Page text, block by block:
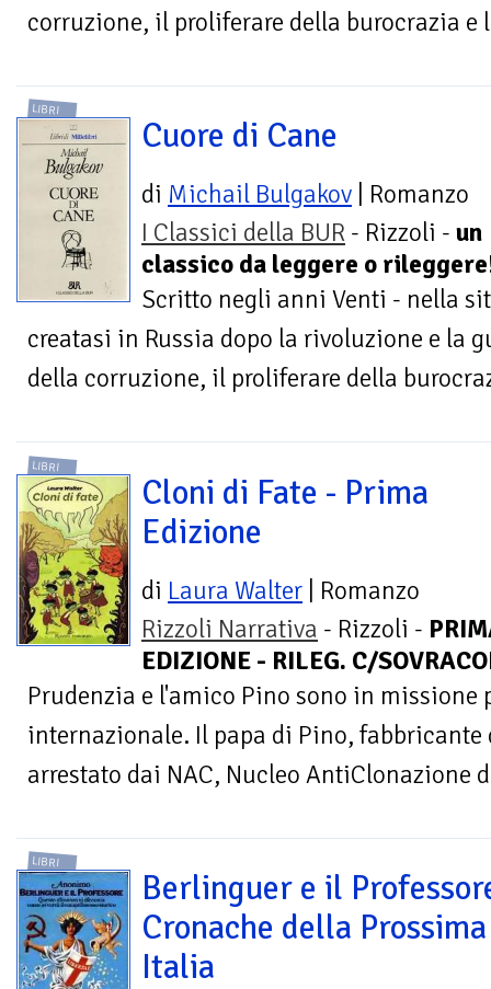
corruzione, il proliferare della burocrazia e
LIBRI
Cuore di Cane
di Michail Bulgakov | Romanzo
I Classici della BUR - Rizzoli - un
classico da leggere o
Scritto negli anni Venti - nella
creatasi in Russia dopo la rivoluzione e la
della corruzione, il proliferare della
LIBRI
Cloni di Fate - Prima
Edizione
di Laura Walter | Romanzo
Rizzoli Narrativa - Rizzoli -
EDIZIONE - RILEG. C/
Prudenzia e l'amico Pino sono in missione
internazionale. Il papa di Pino,
arrestato dai NAC, Nucleo AntiClonazione
LIBRI
Berlinguer e il
Cronache della Prossima
Italia